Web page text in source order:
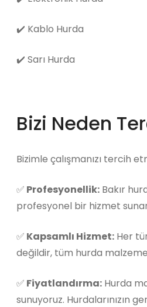
✔️ Kablo Hurda
✔️ Sarı Hurda
Bizi Neden
Bizimle çalışmanızı tercih
✅ Profesyonellik: Bakır
profesyonel bir hizmet
✅ Kapsamlı Hizmet: Her
değildir, tüm hurda
✅ Fiyatlandırma: Hurda
sunuyoruz. Hurdalarınızın